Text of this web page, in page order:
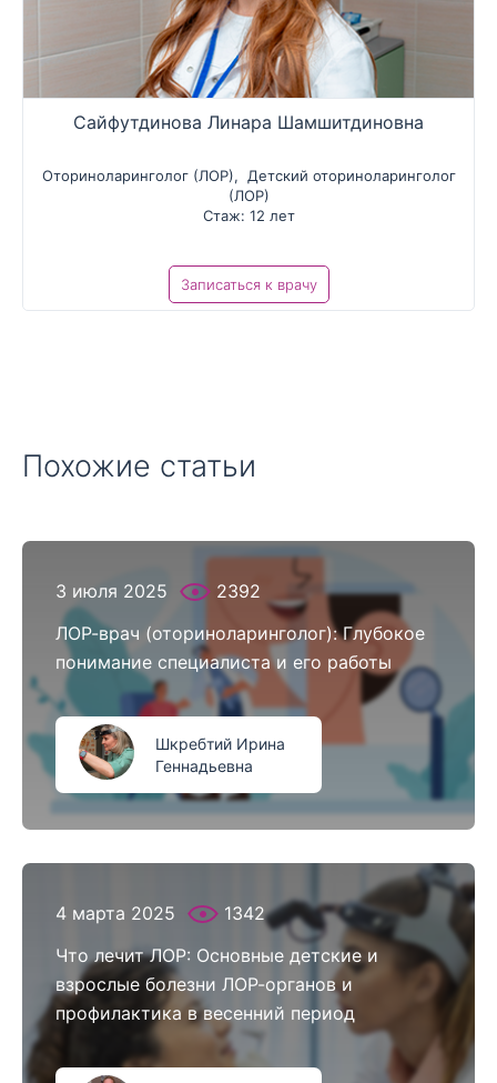
Сайфутдинова Линара Шамшитдиновна
Оториноларинголог (ЛОР), Детский оториноларинголог
(ЛОР)
Стаж: 12 лет
Записаться к врачу
Похожие статьи
3 июля 2025
2392
ЛОР-врач (оториноларинголог): Глубокое
понимание специалиста и его работы
Шкребтий Ирина
Геннадьевна
4 марта 2025
1342
Что лечит ЛОР: Основные детские и
взрослые болезни ЛОР-органов и
профилактика в весенний период